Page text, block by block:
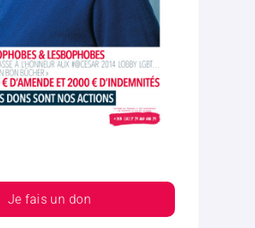
Je fais un don